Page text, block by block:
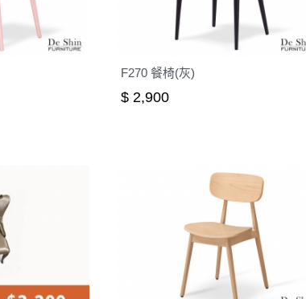
F270 餐椅(灰)
$ 2,900